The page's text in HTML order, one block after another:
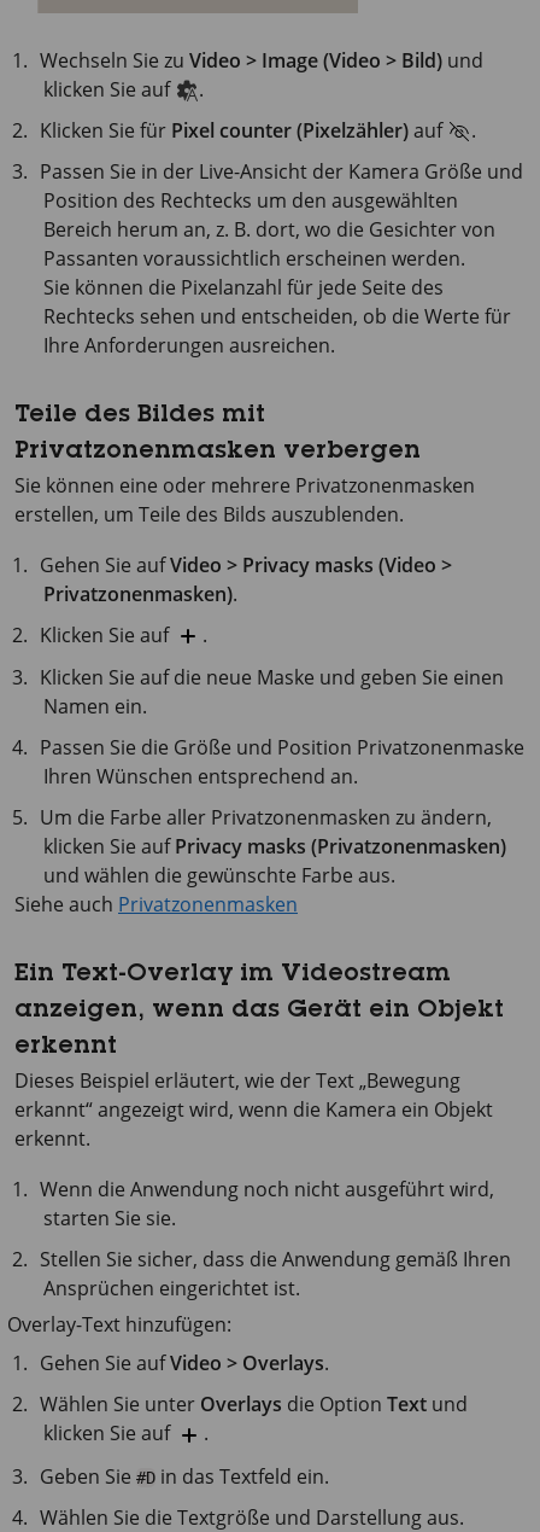
Wechseln Sie zuVideo > Image (Video > Bild) und
klicken Sie auf
.
Klicken Sie für Pixel counter (Pixelzähler)auf
.
Passen Sie in der Live-Ansicht der Kamera Größe und
Position des Rechtecks um den ausgewählten
Bereich herum an, z. B. dort, wo die Gesichter von
Passanten voraussichtlich erscheinen werden.
Sie können die Pixelanzahl für jede Seite des
Rechtecks sehen und entscheiden, ob die Werte für
Ihre Anforderungen ausreichen.
Teile des Bildes mit
Privatzonenmasken verbergen
Sie können eine oder mehrere Privatzonenmasken
erstellen, um Teile des Bilds auszublenden.
Gehen Sie aufVideo > Privacy masks (Video >
Privatzonenmasken).
Klicken Sie auf
.
Klicken Sie auf die neue Maske und geben Sie einen
Namen ein.
Passen Sie die Größe und Position Privatzonenmaske
Ihren Wünschen entsprechend an.
Um die Farbe aller Privatzonenmasken zu ändern,
klicken Sie aufPrivacy masks (Privatzonenmasken)
und wählen die gewünschte Farbe aus.
Siehe auch Privatzonenmasken
Ein Text-Overlay im Videostream
anzeigen, wenn das Gerät ein Objekt
erkennt
Dieses Beispiel erläutert, wie der Text „Bewegung
erkannt“ angezeigt wird, wenn die Kamera ein Objekt
erkennt.
Wenn die Anwendung noch nicht ausgeführt wird,
starten Sie sie.
Stellen Sie sicher, dass die Anwendung gemäß Ihren
Ansprüchen eingerichtet ist.
Overlay-Text hinzufügen:
Gehen Sie aufVideo > Overlays.
Wählen Sie unter Overlays die OptionText und
klicken Sie auf
.
Geben Sie#D in das Textfeld ein.
Wählen Sie die Textgröße und Darstellung aus.